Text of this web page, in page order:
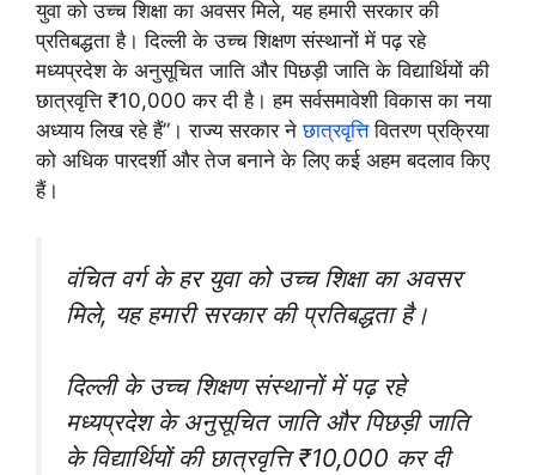
युवा को उच्च शिक्षा का अवसर मिले, यह हमारी सरकार की
प्रतिबद्धता है। दिल्ली के उच्च शिक्षण संस्थानों में पढ़ रहे
मध्यप्रदेश के अनुसूचित जाति और पिछड़ी जाति के विद्यार्थियों की
छात्रवृत्ति ₹10,000 कर दी है। हम सर्वसमावेशी विकास का नया
अध्याय लिख रहे हैं”। राज्य सरकार नेछात्रवृत्तिवितरण प्रक्रिया
को अधिक पारदर्शी और तेज बनाने के लिए कई अहम बदलाव किए
हैं।
वंचित वर्ग के हर युवा को उच्च शिक्षा का अवसर
मिले, यह हमारी सरकार की प्रतिबद्धता है।
दिल्ली के उच्च शिक्षण संस्थानों में पढ़ रहे
मध्यप्रदेश के अनुसूचित जाति और पिछड़ी जाति
के विद्यार्थियों की छात्रवृत्ति ₹10,000 कर दी